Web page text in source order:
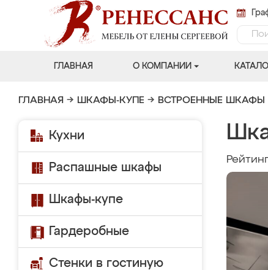
ГЛАВНАЯ О КОМПАНИИ КАТАЛОГ
ГЛАВНАЯ → ШКАФЫ-КУПЕ → ВСТРОЕННЫЕ ШКАФЫ
Кухни
Распашные шкафы
Шкафы-купе
Гардеробные
Стенки в гостиную